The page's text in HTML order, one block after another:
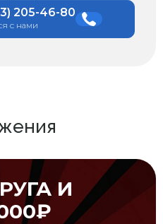
205-46-80
с нами
И